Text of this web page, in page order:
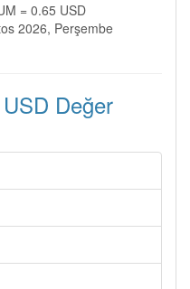
= 0.65 USD
2026, Perşembe
Değer